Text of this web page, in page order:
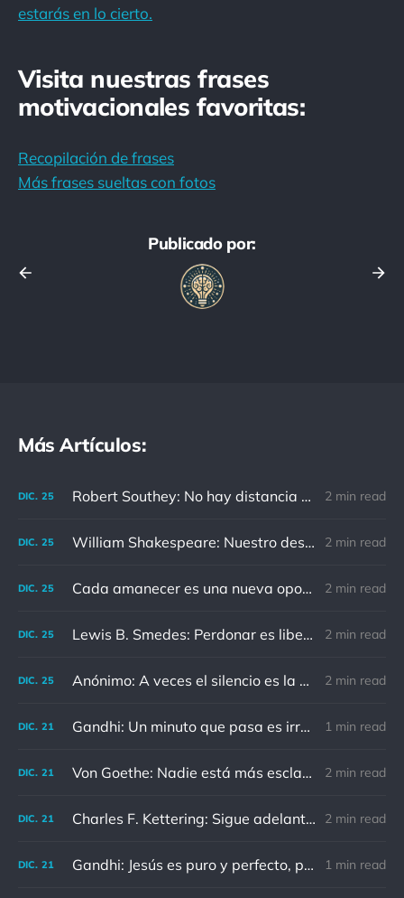
estarás en lo cierto.
Visita nuestras frases
motivacionales favoritas:
Recopilación de frases
Más frases sueltas con fotos
Publicado por:
Más Artículos:
DIC. 25 Robert Southey: No hay distancia o tiempo que pueda disminuir la amistad de aquellos que están completamente convencidos del valor del otro 2 min read
DIC. 25 William Shakespeare: Nuestro destino está en las estrellas, así que levantemos nuestros ojos al cielo 2 min read
DIC. 25 Cada amanecer es una nueva oportunidad 2 min read
DIC. 25 Lewis B. Smedes: Perdonar es liberar a un prisionero y descubrir que el prisionero eras tú 2 min read
DIC. 25 Anónimo: A veces el silencio es la mejor respuesta 2 min read
DIC. 21 Gandhi: Un minuto que pasa es irrecuperable. Conociendo esto, ¿cómo podemos malgastar tantas horas? 1 min read
DIC. 21 Von Goethe: Nadie está más esclavizado que aquellos que falsamente creen que son libres. 2 min read
DIC. 21 Charles F. Kettering: Sigue adelante, y es probable que tropieces con algo, tal vez cuando menos lo esperes. Nunca he escuchado hablar de alguien algu 2 min read
DIC. 21 Gandhi: Jesús es puro y perfecto, pero vosotros los cristianos no sois como él. 1 min read